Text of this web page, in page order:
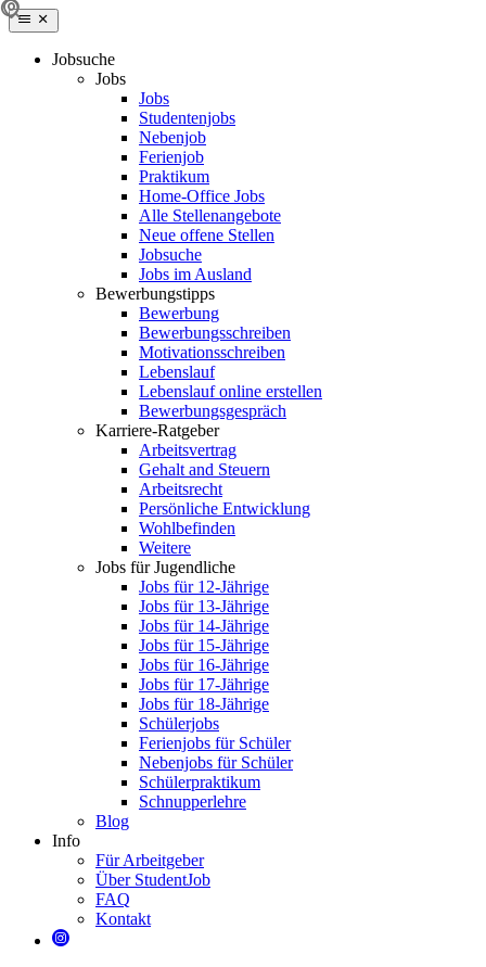
Jobsuche
Jobs
Jobs
Studentenjobs
Nebenjob
Ferienjob
Praktikum
Home-Office Jobs
Alle Stellenangebote
Neue offene Stellen
Jobsuche
Jobs im Ausland
Bewerbungstipps
Bewerbung
Bewerbungsschreiben
Motivationsschreiben
Lebenslauf
Lebenslauf online erstellen
Bewerbungsgespräch
Karriere-Ratgeber
Arbeitsvertrag
Gehalt and Steuern
Arbeitsrecht
Persönliche Entwicklung
Wohlbefinden
Weitere
Jobs für Jugendliche
Jobs für 12-Jährige
Jobs für 13-Jährige
Jobs für 14-Jährige
Jobs für 15-Jährige
Jobs für 16-Jährige
Jobs für 17-Jährige
Jobs für 18-Jährige
Schülerjobs
Ferienjobs für Schüler
Nebenjobs für Schüler
Schülerpraktikum
Schnupperlehre
Blog
Info
Für Arbeitgeber
Über StudentJob
FAQ
Kontakt